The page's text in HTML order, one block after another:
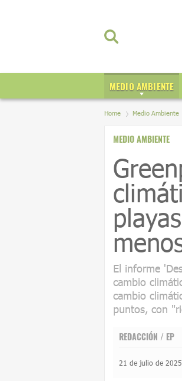
MEDIO AMBIENTE
Home Medio Ambiente
MEDIO AMBIENTE
El informe
cambio
cambio
puntos, con
REDACCIÓN / EP
21 de julio de 2025